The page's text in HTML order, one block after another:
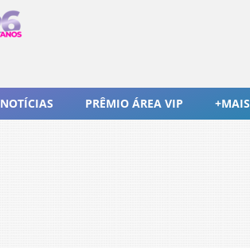
NOTÍCIAS PRÊMIO ÁREA VIP +MAIS